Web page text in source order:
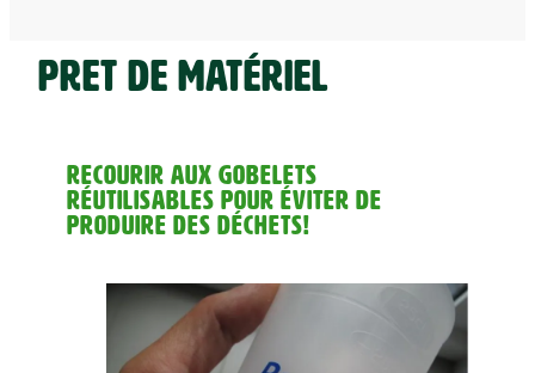
Pret de matériel
Recourir aux gobelets
réutilisables pour éviter de
produire des déchets!